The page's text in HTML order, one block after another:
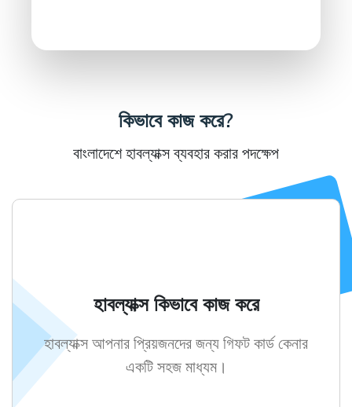
কিভাবে কাজ করে?
বাংলাদেশে হাবল্যাক্স ব্যবহার করার পদক্ষেপ
হাবল্যাক্স কিভাবে কাজ করে
হাবল্যাক্স আপনার প্রিয়জনদের জন্য গিফট কার্ড কেনার
একটি সহজ মাধ্যম।